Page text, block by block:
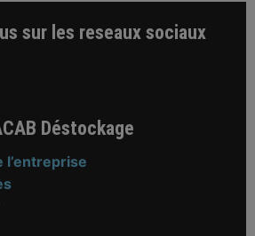
sur les reseaux sociaux
Déstockage
l’entreprise